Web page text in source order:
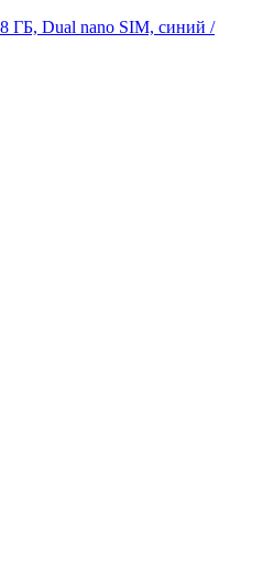
ГБ, Dual nano SIM, синий /